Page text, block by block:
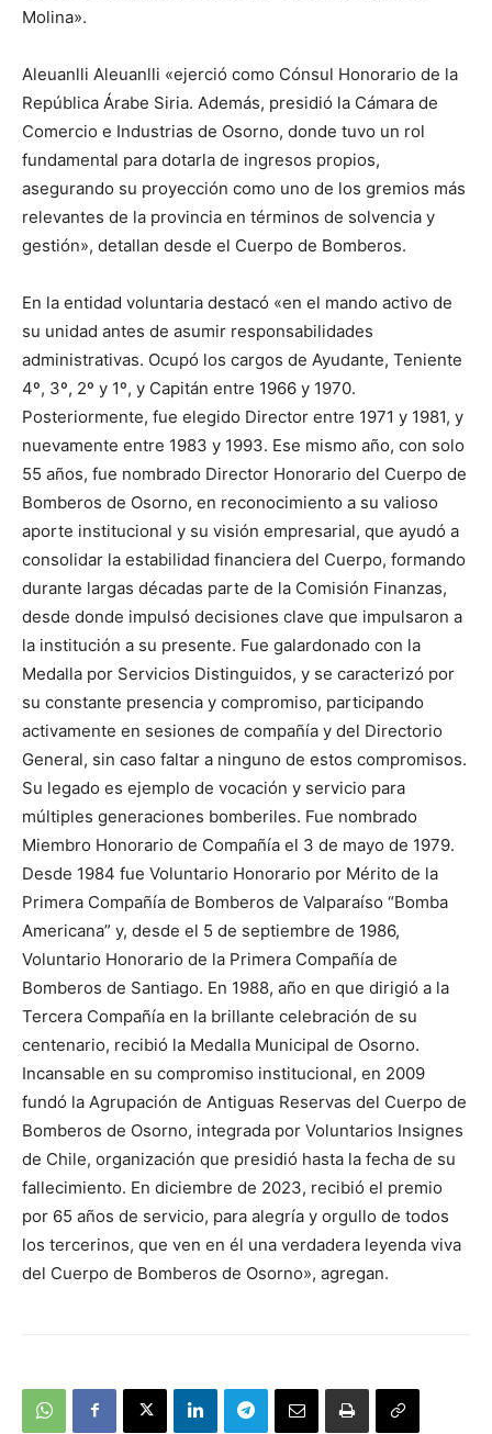
Molina».
Aleuanlli Aleuanlli «ejerció como Cónsul Honorario de la
República Árabe Siria. Además, presidió la Cámara de
Comercio e Industrias de Osorno, donde tuvo un rol
fundamental para dotarla de ingresos propios,
asegurando su proyección como uno de los gremios más
relevantes de la provincia en términos de solvencia y
gestión», detallan desde el Cuerpo de Bomberos.
En la entidad voluntaria destacó «en el mando activo de
su unidad antes de asumir responsabilidades
administrativas. Ocupó los cargos de Ayudante, Teniente
4º, 3º, 2º y 1º, y Capitán entre 1966 y 1970.
Posteriormente, fue elegido Director entre 1971 y 1981, y
nuevamente entre 1983 y 1993. Ese mismo año, con solo
55 años, fue nombrado Director Honorario del Cuerpo de
Bomberos de Osorno, en reconocimiento a su valioso
aporte institucional y su visión empresarial, que ayudó a
consolidar la estabilidad financiera del Cuerpo, formando
durante largas décadas parte de la Comisión Finanzas,
desde donde impulsó decisiones clave que impulsaron a
la institución a su presente. Fue galardonado con la
Medalla por Servicios Distinguidos, y se caracterizó por
su constante presencia y compromiso, participando
activamente en sesiones de compañía y del Directorio
General, sin caso faltar a ninguno de estos compromisos.
Su legado es ejemplo de vocación y servicio para
múltiples generaciones bomberiles. Fue nombrado
Miembro Honorario de Compañía el 3 de mayo de 1979.
Desde 1984 fue Voluntario Honorario por Mérito de la
Primera Compañía de Bomberos de Valparaíso “Bomba
Americana” y, desde el 5 de septiembre de 1986,
Voluntario Honorario de la Primera Compañía de
Bomberos de Santiago. En 1988, año en que dirigió a la
Tercera Compañía en la brillante celebración de su
centenario, recibió la Medalla Municipal de Osorno.
Incansable en su compromiso institucional, en 2009
fundó la Agrupación de Antiguas Reservas del Cuerpo de
Bomberos de Osorno, integrada por Voluntarios Insignes
de Chile, organización que presidió hasta la fecha de su
fallecimiento. En diciembre de 2023, recibió el premio
por 65 años de servicio, para alegría y orgullo de todos
los tercerinos, que ven en él una verdadera leyenda viva
del Cuerpo de Bomberos de Osorno», agregan.